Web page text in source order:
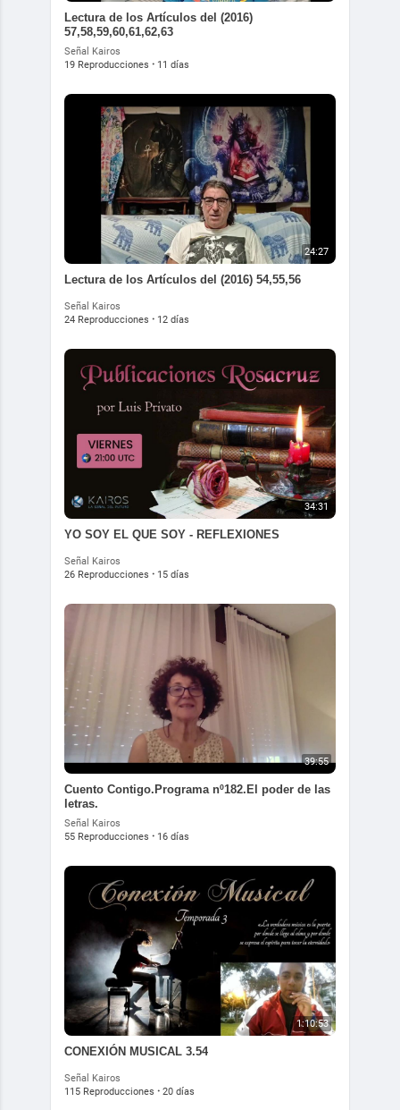
Lectura de los Artículos del (2016)
57,58,59,60,61,62,63
Señal Kairos
19 Reproducciones · 11 días
24:27
Lectura de los Artículos del (2016) 54,55,56
Señal Kairos
24 Reproducciones · 12 días
34:31
YO SOY EL QUE SOY - REFLEXIONES
Señal Kairos
26 Reproducciones · 15 días
39:55
Cuento Contigo.Programa nº182.El poder de las
letras.
Señal Kairos
55 Reproducciones · 16 días
1:10:53
CONEXIÓN MUSICAL 3.54
Señal Kairos
115 Reproducciones · 20 días